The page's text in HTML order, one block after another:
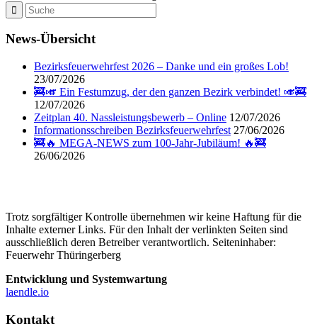
News-Übersicht
Bezirksfeuerwehrfest 2026 – Danke und ein großes Lob!
23/07/2026
🚒🎺 Ein Festumzug, der den ganzen Bezirk verbindet! 🎺🚒
12/07/2026
Zeitplan 40. Nassleistungsbewerb – Online 12/07/2026
Informationsschreiben Bezirksfeuerwehrfest 27/06/2026
🚒🔥 MEGA-NEWS zum 100-Jahr-Jubiläum! 🔥🚒
26/06/2026
Trotz sorgfältiger Kontrolle übernehmen wir keine Haftung für die
Inhalte externer Links. Für den Inhalt der verlinkten Seiten sind
ausschließlich deren Betreiber verantwortlich. Seiteninhaber:
Feuerwehr Thüringerberg
Entwicklung und Systemwartung
laendle.io
Kontakt